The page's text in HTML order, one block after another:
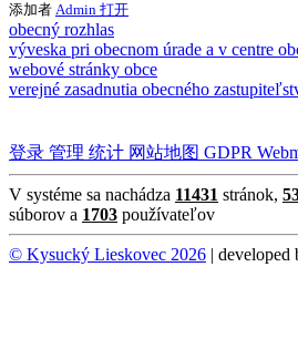
添加者 Admin 打开
obecný rozhlas
výveska pri obecnom úrade a v centre
webové stránky obce
verejné zasadnutia obecného
登录 管理 统计 网站地图 GDPR
V systéme sa nachádza 11431 stránok,
súborov a 1703 používateľov
© Kysucký Lieskovec 2026 | developed